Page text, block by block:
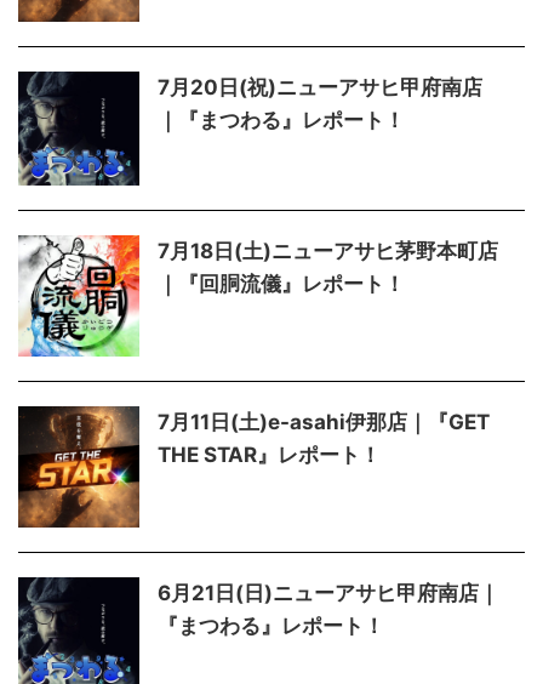
7月20日(祝)ニューアサヒ甲府南店
｜『まつわる』レポート！
7月18日(土)ニューアサヒ茅野本町店
｜『回胴流儀』レポート！
7月11日(土)e-asahi伊那店｜『GET
THE STAR』レポート！
6月21日(日)ニューアサヒ甲府南店｜
『まつわる』レポート！